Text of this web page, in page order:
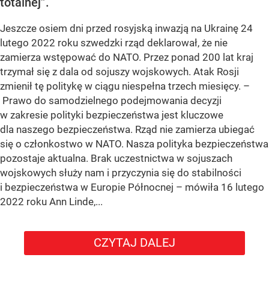
Jeszcze osiem dni przed rosyjską inwazją na Ukrainę 24
lutego 2022 roku szwedzki rząd deklarował, że nie
zamierza wstępować do NATO. Przez ponad 200 lat kraj
trzymał się z dala od sojuszy wojskowych. Atak Rosji
zmienił tę politykę w ciągu niespełna trzech miesięcy. –
Prawo do samodzielnego podejmowania decyzji
w zakresie polityki bezpieczeństwa jest kluczowe
dla naszego bezpieczeństwa. Rząd nie zamierza ubiegać
się o członkostwo w NATO. Nasza polityka bezpieczeństwa
pozostaje aktualna. Brak uczestnictwa w sojuszach
wojskowych służy nam i przyczynia się do stabilności
i bezpieczeństwa w Europie Północnej – mówiła 16 lutego
2022 roku Ann Linde,...
CZYTAJ DALEJ